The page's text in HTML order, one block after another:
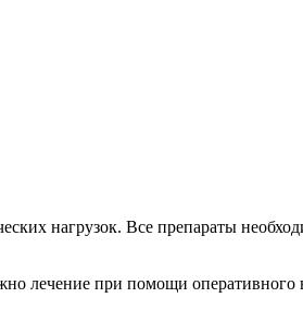
нагрузок. Все препараты
лечение при помощи